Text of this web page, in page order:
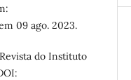
09 ago. 2023.
do Instituto